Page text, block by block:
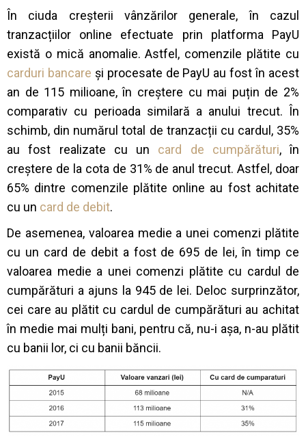
În ciuda creșterii vânzărilor generale, în cazul
tranzacțiilor online efectuate prin platforma PayU
există o mică anomalie. Astfel, comenzile plătite cu
carduri bancare și procesate de PayU au fost în acest
an de 115 milioane, în creștere cu mai puțin de 2%
comparativ cu perioada similară a anului trecut. În
schimb, din numărul total de tranzacții cu cardul, 35%
au fost realizate cu un card de cumpărături, în
creștere de la cota de 31% de anul trecut. Astfel, doar
65% dintre comenzile plătite online au fost achitate
cu un card de debit.
De asemenea, valoarea medie a unei comenzi plătite
cu un card de debit a fost de 695 de lei, în timp ce
valoarea medie a unei comenzi plătite cu cardul de
cumpărături a ajuns la 945 de lei. Deloc surprinzător,
cei care au plătit cu cardul de cumpărături au achitat
în medie mai mulți bani, pentru că, nu-i așa, n-au plătit
cu banii lor, ci cu banii băncii.